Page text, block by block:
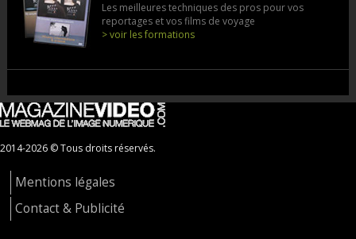
Les meilleures techniques des pros pour vos
reportages et vos films de voyage
> voir les formations
2014-2026 © Tous droits réservés.
Mentions légales
Contact & Publicité